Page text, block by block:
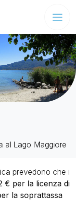
al Lago Maggiore
prevedono che i
€ per la licenza di
la soprattassa